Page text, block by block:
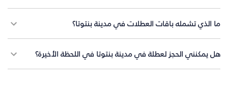
ما الذي تشمله باقات العطلات في مدينة بنتوتا؟
هل يمكنني الحجز لعطلة في مدينة بنتوتا في اللحظة الأخيرة؟